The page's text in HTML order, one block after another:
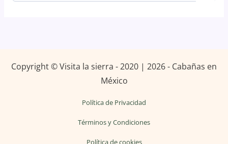
Copyright © Visita la sierra - 2020 | 2026 - Cabañas en
México
Política de Privacidad
Términos y Condiciones
Política de cookies